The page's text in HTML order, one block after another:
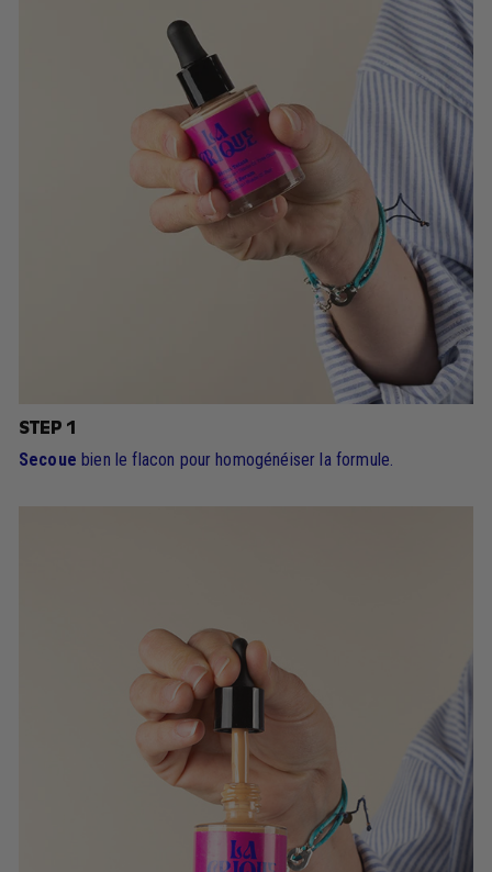
STEP 1
Secoue bien le flacon pour homogénéiser la formule.